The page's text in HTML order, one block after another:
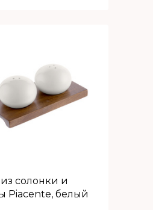
солонки и
Piacente, белый